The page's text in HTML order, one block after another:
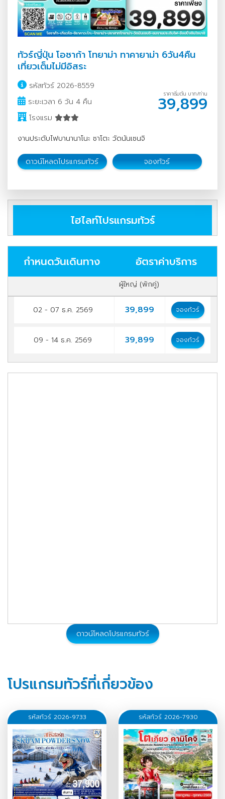
ทัวร์ญี่ปุ่น โอซาก้า โทยาม่า ทาคายาม่า 6วัน4คืน
เที่ยวเต็มไม่มีอิสระ
รหัสทัวร์ 2026-8559
ระยะเวลา 6 วัน 4 คืน
โรงแรม
ราคาเริ่มต้น บาท/ท่าน
39,899
งานประดับไฟบานานาโนะ ซาโตะ วัดนันเซนจิ
ดาวน์โหลดโปรแกรมทัวร์ จองทัวร์
ไฮไลท์โปรแกรมทัวร์
กำหนดวันเดินทาง อัตราค่าบริการ
ผู้ใหญ่ (พักคู่)
02 - 07 ธ.ค. 2569 39,899 จองทัวร์
09 - 14 ธ.ค. 2569 39,899 จองทัวร์
ดาวน์โหลดโปรแกรมทัวร์
โปรแกรมทัวร์ที่เกี่ยวข้อง
รหัสทัวร์ 2026-9733 รหัสทัวร์ 2026-7930